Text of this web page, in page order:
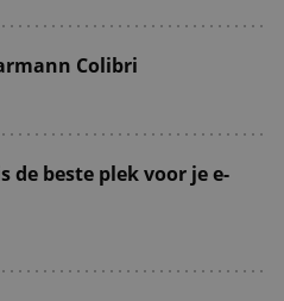
Colibri
de beste plek voor je e-